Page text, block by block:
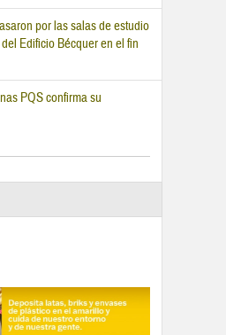
por las salas de estudio
Edificio Bécquer en el fin
PQS confirma su